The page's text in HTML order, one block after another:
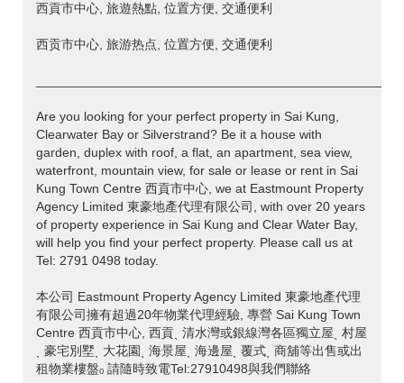
西貢市中心, 旅遊熱點, 位置方便, 交通便利
西贡市中心, 旅游热点, 位置方便, 交通便利
Are you looking for your perfect property in Sai Kung,
Clearwater Bay or Silverstrand? Be it a house with
garden, duplex with roof, a flat, an apartment, sea view,
waterfront, mountain view, for sale or lease or rent in Sai
Kung Town Centre 西貢市中心, we at Eastmount Property
Agency Limited 東豪地產代理有限公司, with over 20 years
of property experience in Sai Kung and Clear Water Bay,
will help you find your perfect property. Please call us at
Tel: 2791 0498 today.
本公司 Eastmount Property Agency Limited 東豪地產代理
有限公司擁有超過20年物業代理經驗, 專營 Sai Kung Town
Centre 西貢市中心, 西貢ˎ 清水灣或銀線灣各區獨立屋ˎ 村屋
ˎ 豪宅別墅ˎ 大花園ˎ 海景屋ˎ 海邊屋ˎ 覆式ˎ 商舖等出售或出
租物業樓盤ₒ 請隨時致電Tel:27910498與我們聯絡